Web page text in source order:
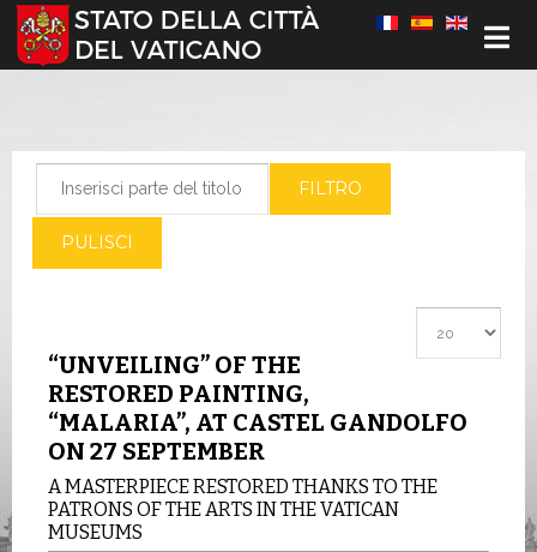
Seleziona la tua lingua
FILTRO
PULISCI
“UNVEILING” OF THE
RESTORED PAINTING,
“MALARIA”, AT CASTEL GANDOLFO
ON 27 SEPTEMBER
A MASTERPIECE RESTORED THANKS TO THE
PATRONS OF THE ARTS IN THE VATICAN
MUSEUMS